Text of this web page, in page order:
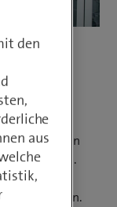
bis Ende
profitieren
von Zäziwil.
den
besprochen.
den
aus